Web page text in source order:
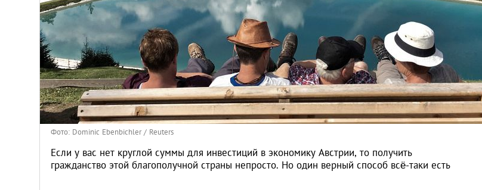
Казахстан
Канада
Кипр
Латвия
Литва
Фото: Dominic Ebenbichler / Reuters
Если у вас нет круглой суммы для инвестиций в экономику Австрии, то получить
гражданство этой благополучной страны непросто. Но один верный способ всё-таки есть